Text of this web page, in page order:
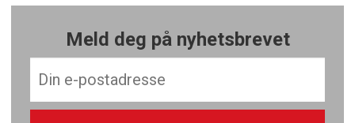
Meld deg på nyhetsbrevet